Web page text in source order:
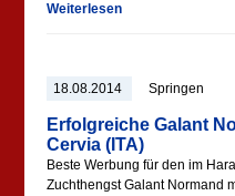
Weiterlesen
18.08.2014 Springen
Erfolgreiche Galant
Cervia (ITA)
Beste Werbung für den im
Zuchthengst Galant Normand